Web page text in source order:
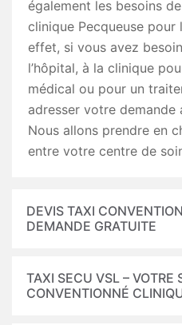
également les besoins
clinique Pecqueuse pour
effet, si vous avez
l’hôpital, à la clinique
médical ou pour un
adresser votre demande
Nous allons prendre en
entre votre centre de
DEVIS TAXI
DEMANDE GRATUITE
TAXI SECU VSL – VOTRE
CONVENTIONNÉ